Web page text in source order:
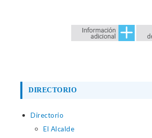
DIRECTORIO
Directorio
El Alcalde